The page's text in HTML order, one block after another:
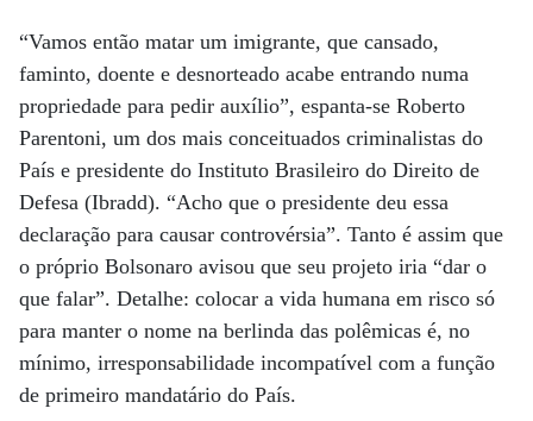
“Vamos então matar um imigrante, que cansado,
faminto, doente e desnorteado acabe entrando numa
propriedade para pedir auxílio”, espanta-se Roberto
Parentoni, um dos mais conceituados criminalistas do
País e presidente do Instituto Brasileiro do Direito de
Defesa (Ibradd). “Acho que o presidente deu essa
declaração para causar controvérsia”. Tanto é assim que
o próprio Bolsonaro avisou que seu projeto iria “dar o
que falar”. Detalhe: colocar a vida humana em risco só
para manter o nome na berlinda das polêmicas é, no
mínimo, irresponsabilidade incompatível com a função
de primeiro mandatário do País.